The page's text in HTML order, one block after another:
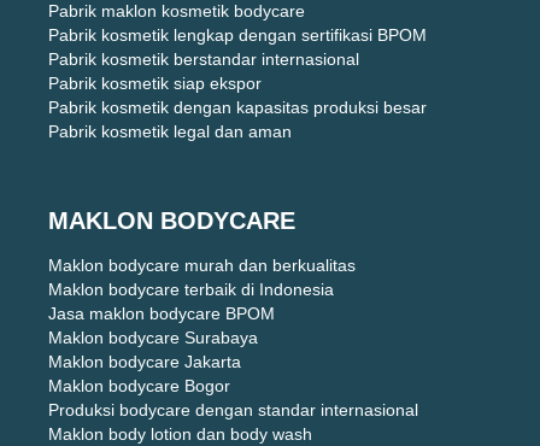
Pabrik maklon kosmetik bodycare
Pabrik kosmetik lengkap dengan sertifikasi BPOM
Pabrik kosmetik berstandar internasional
Pabrik kosmetik siap ekspor
Pabrik kosmetik dengan kapasitas produksi besar
Pabrik kosmetik legal dan aman
MAKLON BODYCARE
Maklon bodycare murah dan berkualitas
Maklon bodycare terbaik di Indonesia
Jasa maklon bodycare BPOM
Maklon bodycare Surabaya
Maklon bodycare Jakarta
Maklon bodycare Bogor
Produksi bodycare dengan standar internasional
Maklon body lotion dan body wash